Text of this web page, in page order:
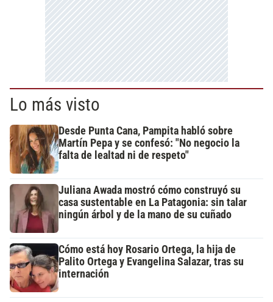
Lo más visto
Desde Punta Cana, Pampita habló sobre
Martín Pepa y se confesó: "No negocio la
falta de lealtad ni de respeto"
Juliana Awada mostró cómo construyó su
casa sustentable en La Patagonia: sin talar
ningún árbol y de la mano de su cuñado
Cómo está hoy Rosario Ortega, la hija de
Palito Ortega y Evangelina Salazar, tras su
internación